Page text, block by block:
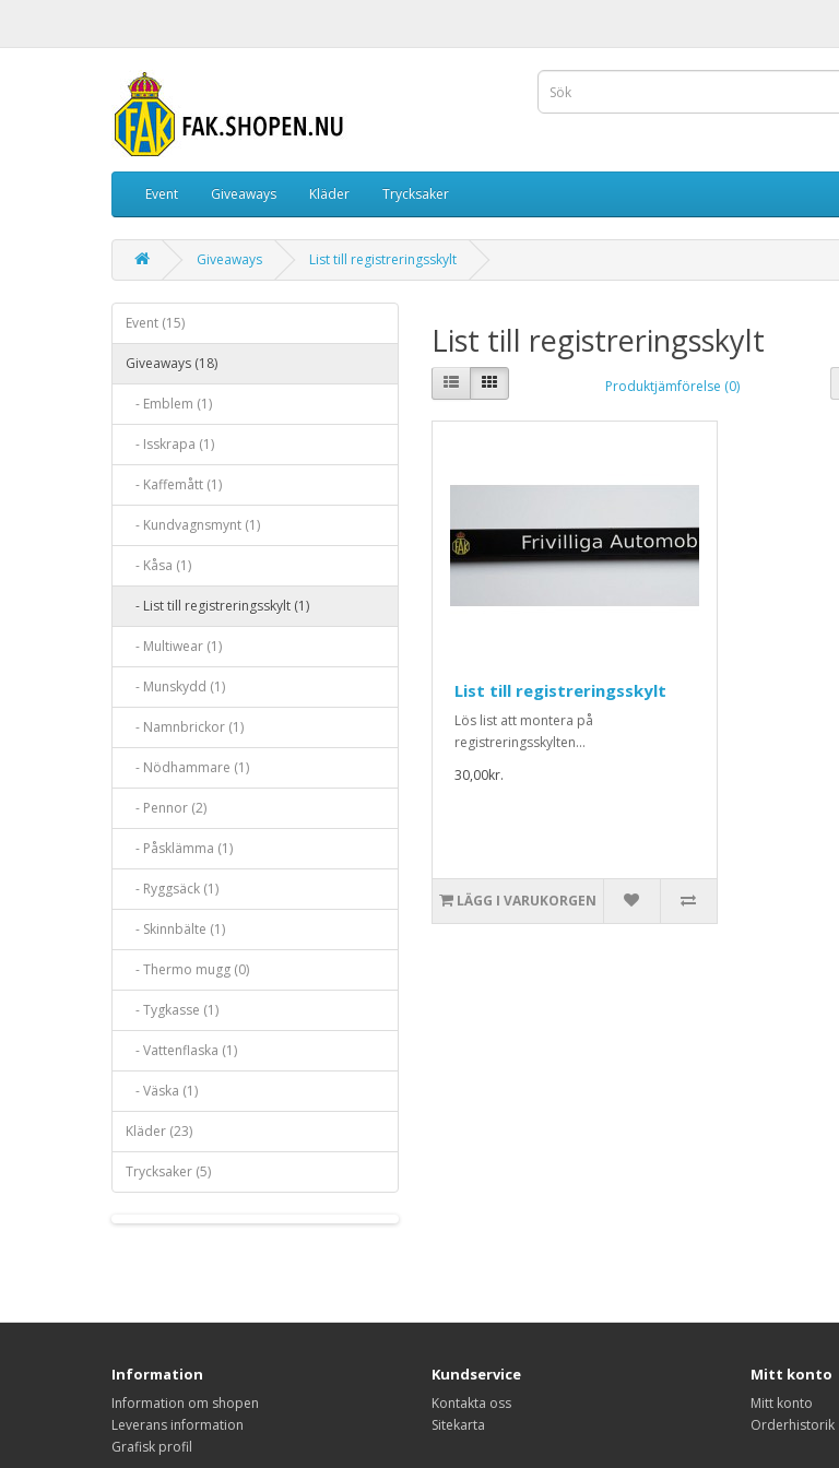
Event Giveaways Kläder Trycksaker
Giveaways List till registreringsskylt
Event (15)
Giveaways (18)
- Emblem (1)
- Isskrapa (1)
- Kaffemått (1)
- Kundvagnsmynt (1)
- Kåsa (1)
- List till registreringsskylt (1)
- Multiwear (1)
- Munskydd (1)
- Namnbrickor (1)
- Nödhammare (1)
- Pennor (2)
- Påsklämma (1)
- Ryggsäck (1)
- Skinnbälte (1)
- Thermo mugg (0)
- Tygkasse (1)
- Vattenflaska (1)
- Väska (1)
Kläder (23)
Trycksaker (5)
List till registreringsskylt
Produktjämförelse (0)
List till registreringsskylt
Lös list att montera på
registreringsskylten...
30,00kr.
LÄGG I VARUKORGEN
Information
Information om shopen
Leverans information
Grafisk profil
Kundservice
Kontakta oss
Sitekarta
Mitt konto
Mitt konto
Orderhistorik